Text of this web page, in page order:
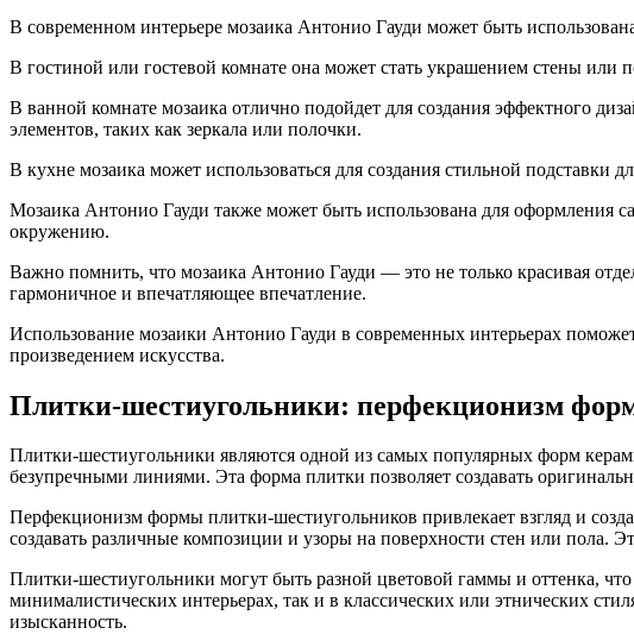
В современном интерьере мозаика Антонио Гауди может быть
В гостиной или гостевой комнате она может стать украшением стены
В ванной комнате мозаика отлично подойдет для создания эффектного
элементов, таких как зеркала или полочки.
В кухне мозаика может использоваться для создания стильной подставки
Мозаика Антонио Гауди также может быть использована для оформления
окружению.
Важно помнить, что мозаика Антонио Гауди — это не только красивая
гармоничное и впечатляющее впечатление.
Использование мозаики Антонио Гауди в современных интерьерах
произведением искусства.
Плитки-шестиугольники: перфекционизм
Плитки-шестиугольники являются одной из самых популярных форм
безупречными линиями. Эта форма плитки позволяет создавать
Перфекционизм формы плитки-шестиугольников привлекает взгляд и
создавать различные композиции и узоры на поверхности стен или пола.
Плитки-шестиугольники могут быть разной цветовой гаммы и оттенка,
минималистических интерьерах, так и в классических или этнических
изысканность.